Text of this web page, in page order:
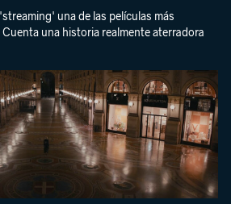
una de las películas más
una historia realmente aterradora